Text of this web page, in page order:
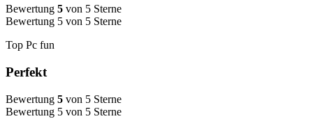
Bewertung 5 von 5 Sterne
Bewertung 5 von 5 Sterne
Top Pc fun
Perfekt
Bewertung 5 von 5 Sterne
Bewertung 5 von 5 Sterne